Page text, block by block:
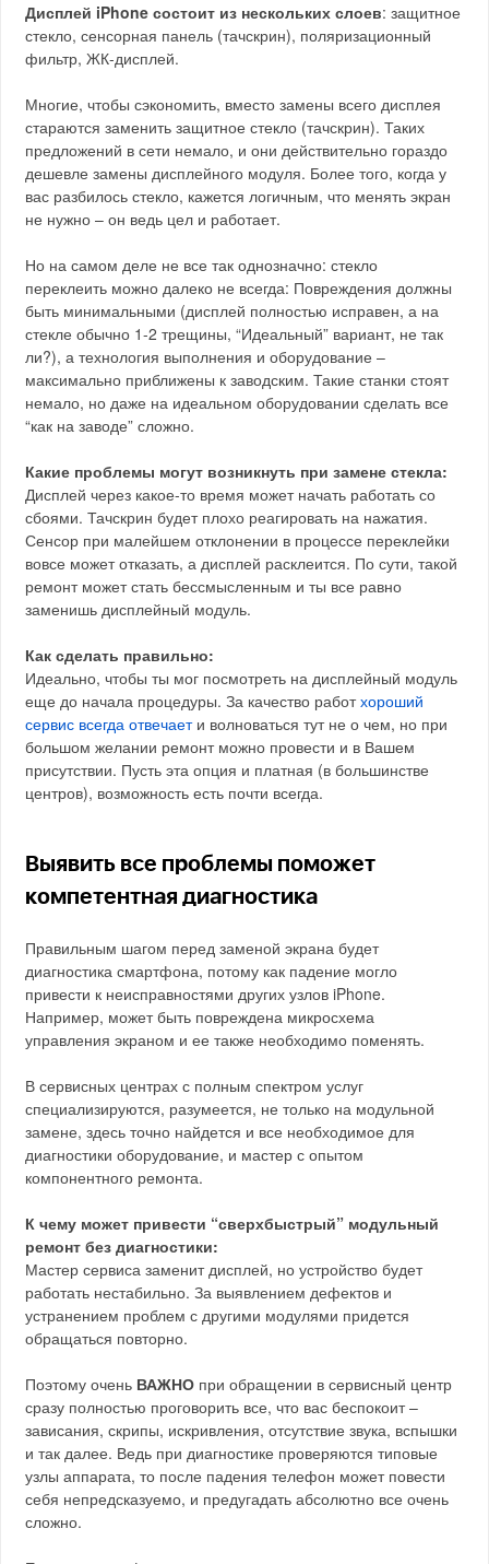
Дисплей iPhone состоит из нескольких слоев: защитное
стекло, сенсорная панель (тачскрин), поляризационный
фильтр, ЖК-дисплей.
Многие, чтобы сэкономить, вместо замены всего дисплея
стараются заменить защитное стекло (тачскрин). Таких
предложений в сети немало, и они действительно гораздо
дешевле замены дисплейного модуля. Более того, когда у
вас разбилось стекло, кажется логичным, что менять экран
не нужно – он ведь цел и работает.
Но на самом деле не все так однозначно: стекло
переклеить можно далеко не всегда: Повреждения должны
быть минимальными (дисплей полностью исправен, а на
стекле обычно 1-2 трещины, “Идеальный” вариант, не так
ли?), а технология выполнения и оборудование –
максимально приближены к заводским. Такие станки стоят
немало, но даже на идеальном оборудовании сделать все
“как на заводе” сложно.
Какие проблемы могут возникнуть при замене стекла:
Дисплей через какое-то время может начать работать со
сбоями. Тачскрин будет плохо реагировать на нажатия.
Сенсор при малейшем отклонении в процессе переклейки
вовсе может отказать, а дисплей расклеится. По сути, такой
ремонт может стать бессмысленным и ты все равно
заменишь дисплейный модуль.
Как сделать правильно:
Идеально, чтобы ты мог посмотреть на дисплейный модуль
еще до начала процедуры. За качество работхороший
сервис всегда отвечаети волноваться тут не о чем, но при
большом желании ремонт можно провести и в Вашем
присутствии. Пусть эта опция и платная (в большинстве
центров), возможность есть почти всегда.
Выявить все проблемы поможет
компетентная диагностика
Правильным шагом перед заменой экрана будет
диагностика смартфона, потому как падение могло
привести к неисправностями других узлов iPhone.
Например, может быть повреждена микросхема
управления экраном и ее также необходимо поменять.
В сервисных центрах с полным спектром услуг
специализируются, разумеется, не только на модульной
замене, здесь точно найдется и все необходимое для
диагностики оборудование, и мастер с опытом
компонентного ремонта.
К чему может привести “сверхбыстрый” модульный
ремонт без диагностики:
Мастер сервиса заменит дисплей, но устройство будет
работать нестабильно. За выявлением дефектов и
устранением проблем с другими модулями придется
обращаться повторно.
Поэтому очень ВАЖНО при обращении в сервисный центр
сразу полностью проговорить все, что вас беспокоит –
зависания, скрипы, искривления, отсутствие звука, вспышки
и так далее. Ведь при диагностике проверяются типовые
узлы аппарата, то после падения телефон может повести
себя непредсказуемо, и предугадать абсолютно все очень
сложно.